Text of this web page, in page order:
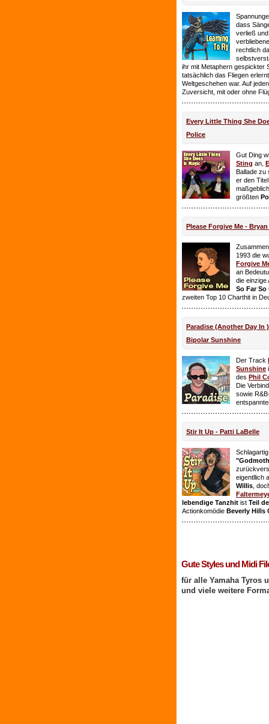
dass
verließ
rechtlich
ihr mit Metaphern gespickter
tatsächlich das Fliegen
Weltgeschehen war. Auf
Zuversicht, mit oder ohne
Every Little Thing She
Police
Gut Ding
Sting an,
Ballade zu
er den
größten
Please Forgive Me -
1993 die
Forgive
an
die einzige
So Far So
zweiten Top 10 Charthit in
Paradise (Another Day In
Bipolar Sunshine
Der Track
Sunshine
des Phil
Die
sowie
Stir It Up - Patti LaBelle
eigentllich
Willis ,
lebendige Tanzhit ist Teil
Actionkomödie Beverly Hills
Gute Styles und Midi
für alle Yamaha Tyros
und viele weitere